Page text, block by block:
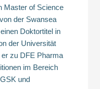
Master of Science
der Swansea
Doktortitel in
der Universität
zu DFE Pharma
im Bereich
und